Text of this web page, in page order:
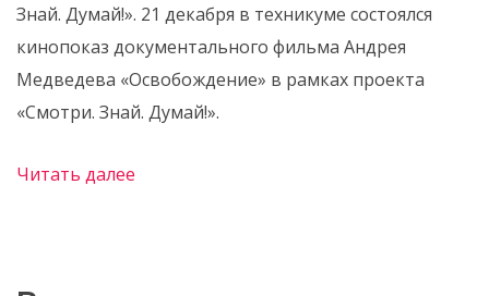
Знай. Думай!». 21 декабря в техникуме состоялся
кинопоказ документального фильма Андрея
Медведева «Освобождение» в рамках проекта
«Смотри. Знай. Думай!».
Читать далее